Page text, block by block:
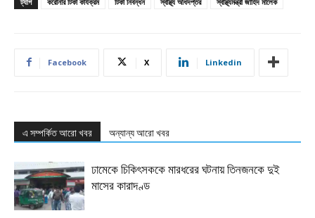
Facebook X Linkedin
এ সম্পর্কিত আরো খবর অন্যান্য আরো খবর
ঢামেকে চিকিৎসককে মারধরের ঘটনায় তিনজনকে দুই
মাসের কারাদণ্ড